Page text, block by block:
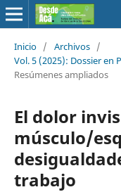
Inicio / Archivos /
Vol. 5 (2025): Dossier en
Resúmenes ampliados
El dolor
músculo/
trabajo